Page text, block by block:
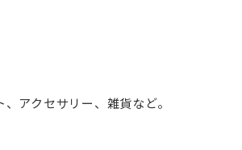
アクセサリー、雑貨など。